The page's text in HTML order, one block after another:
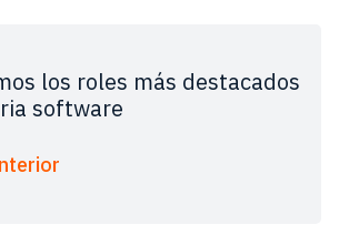
los roles más destacados
software